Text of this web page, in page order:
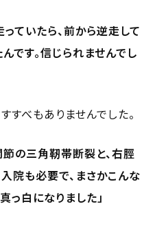
ていたら、前から逆走して
です。信じられませんでし
すべもありませんでした。
節の三角靭帯断裂と、右脛
院も必要で、まさかこんな
っ白になりました」